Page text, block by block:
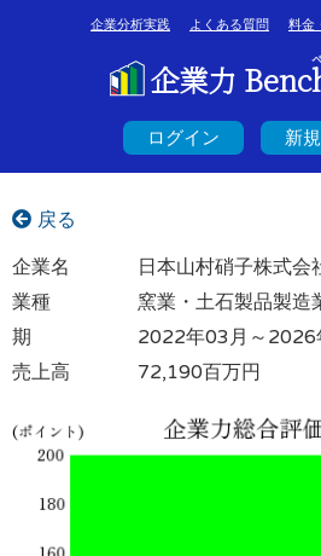
企業分析実践 よくある質問 料金
企業力
ログイン 新
戻る
企業名
日本山村硝子株式会
業種
窯業・土石製品製造
期
2022年03月～2026
売上高
72,190百万円